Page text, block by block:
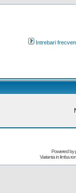
Intrebari
Powered by
Varianta in limba